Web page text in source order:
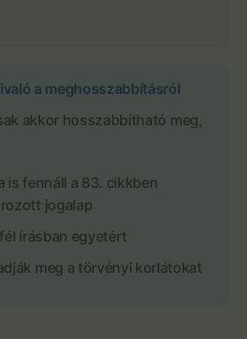
a meghosszabbításról
akkor hosszabbítható meg,
is fennáll a 83. cikkben
jogalap
írásban egyetért
meg a törvényi korlátokat